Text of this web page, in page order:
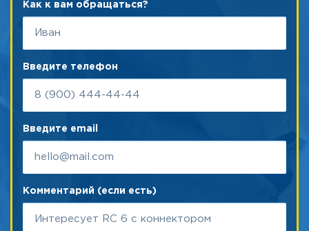
Как к вам обращаться?
Введите телефон
Введите email
Комментарий (если есть)